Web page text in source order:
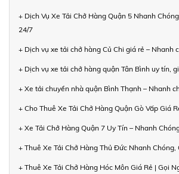
+ Dịch Vụ Xe Tải Chở Hàng Quận 5 Nhanh
24/7
+ Dịch vụ xe tải chở hàng Củ Chi giá rẻ – Nhanh
+ Dịch vụ xe tải chở hàng quận Tân Bình uy tín,
+ Xe tải chuyển nhà quận Bình Thạnh – Nhanh
+ Cho Thuê Xe Tải Chở Hàng Quận Gò Vấp Giá
+ Xe Tải Chở Hàng Quận 7 Uy Tín – Nhanh
+ Thuê Xe Tải Chở Hàng Thủ Đức Nhanh Chóng,
+ Thuê Xe Tải Chở Hàng Hóc Môn Giá Rẻ | Gọi